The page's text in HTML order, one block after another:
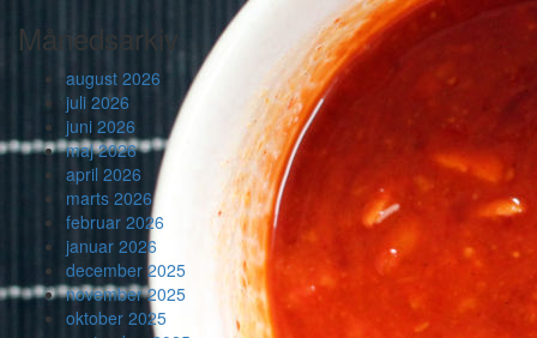
Månedsarkiv
august 2026
juli 2026
juni 2026
maj 2026
april 2026
marts 2026
februar 2026
januar 2026
december 2025
november 2025
oktober 2025